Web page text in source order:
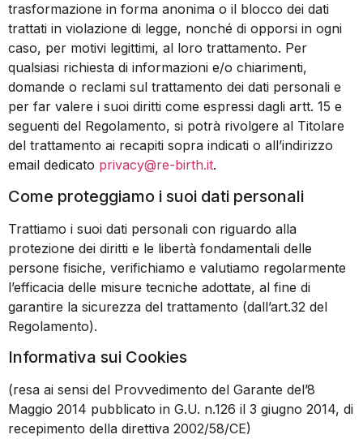
trasformazione in forma anonima o il blocco dei dati
trattati in violazione di legge, nonché di opporsi in ogni
caso, per motivi legittimi, al loro trattamento. Per
qualsiasi richiesta di informazioni e/o chiarimenti,
domande o reclami sul trattamento dei dati personali e
per far valere i suoi diritti come espressi dagli artt. 15 e
seguenti del Regolamento, si potrà rivolgere al Titolare
del trattamento ai recapiti sopra indicati o all’indirizzo
email dedicato privacy@re-birth.it.
Come proteggiamo i suoi dati personali
Trattiamo i suoi dati personali con riguardo alla
protezione dei diritti e le libertà fondamentali delle
persone fisiche, verifichiamo e valutiamo regolarmente
l’efficacia delle misure tecniche adottate, al fine di
garantire la sicurezza del trattamento (dall’art.32 del
Regolamento).
Informativa sui Cookies
(resa ai sensi del Provvedimento del Garante del’8
Maggio 2014 pubblicato in G.U. n.126 il 3 giugno 2014, di
recepimento della direttiva 2002/58/CE)